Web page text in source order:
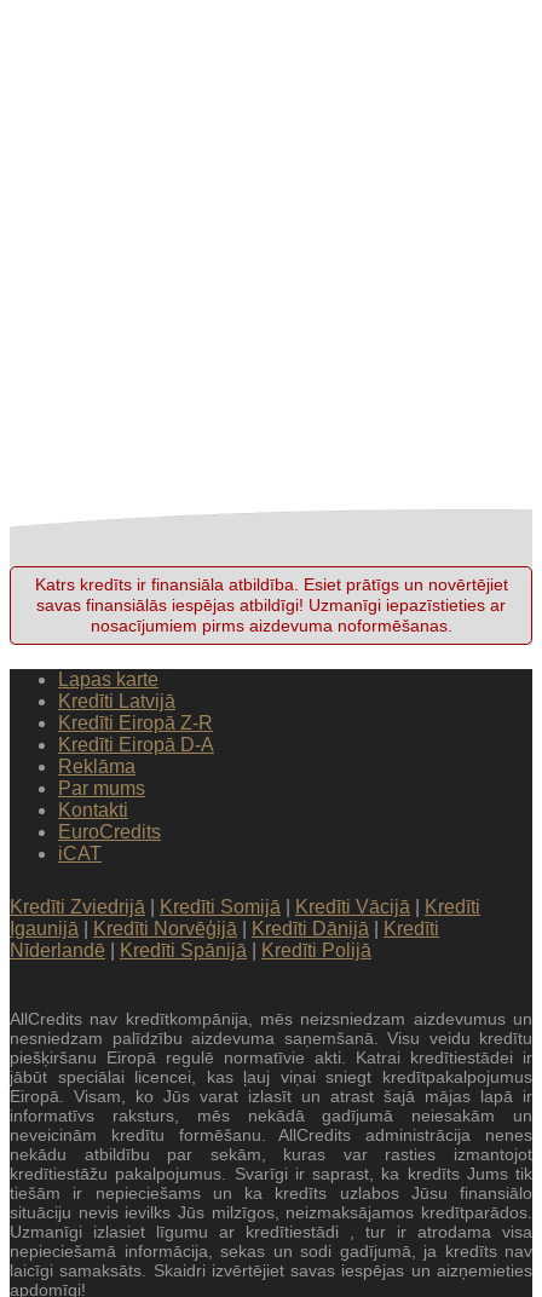
Katrs kredīts ir finansiāla atbildība. Esiet prātīgs un novērtējiet
savas finansiālās iespējas atbildīgi! Uzmanīgi iepazīstieties ar
nosacījumiem pirms aizdevuma noformēšanas.
Lapas karte
Kredīti Latvijā
Kredīti Eiropā Z-R
Kredīti Eiropā D-A
Reklāma
Par mums
Kontakti
EuroCredits
iCAT
Kredīti Zviedrijā Kredīti Somijā Kredīti Vācijā
Kredīti
Igaunijā
Kredīti Norvēģijā Kredīti Dānijā
Kredīti
Nīderlandē
Kredīti Spānijā Kredīti Polijā
AllCredits nav kredītkompānija, mēs neizsniedzam aizdevumus un
nesniedzam palīdzību aizdevuma saņemšanā. Visu veidu kredītu
piešķiršanu Eiropā regulē normatīvie akti. Katrai kredītiestādei ir
jābūt speciālai licencei, kas ļauj viņai sniegt kredītpakalpojumus
Eiropā. Visam, ko Jūs varat izlasīt un atrast šajā mājas lapā ir
informatīvs raksturs, mēs nekādā gadījumā neiesakām un
neveicinām kredītu formēšanu. AllCredits administrācija nenes
nekādu atbildību par sekām, kuras var rasties izmantojot
kredītiestāžu pakalpojumus. Svarīgi ir saprast, ka kredīts Jums tik
tiešām ir nepieciešams un ka kredīts uzlabos Jūsu finansiālo
situāciju nevis ievilks Jūs milzīgos, neizmaksājamos kredītparādos.
Uzmanīgi izlasiet līgumu ar kredītiestādi , tur ir atrodama visa
nepieciešamā informācija, sekas un sodi gadījumā, ja kredīts nav
laicīgi samaksāts. Skaidri izvērtējiet savas iespējas un aizņemieties
apdomīgi!